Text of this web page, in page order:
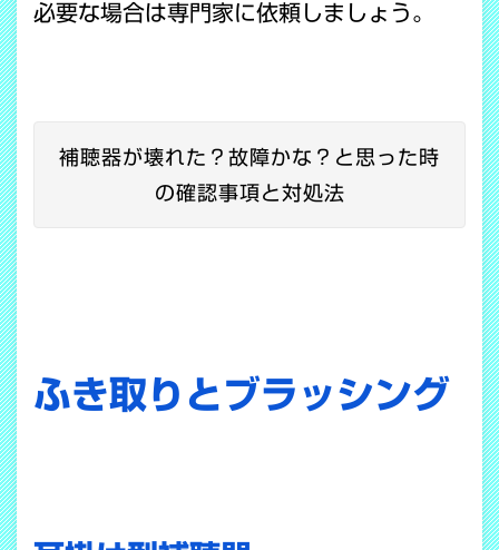
必要な場合は専門家に依頼しましょう。
補聴器が壊れた？故障かな？と思った時
の確認事項と対処法
ふき取りとブラッシング